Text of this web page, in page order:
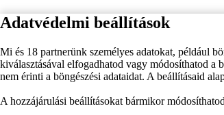
Adatvédelmi beállítások
Mi és 18 partnerünk személyes adatokat, például
kiválasztásával elfogadhatod vagy módosíthatod a
nem érinti a böngészési adataidat. A beállításaid
A hozzájárulási beállításokat bármikor